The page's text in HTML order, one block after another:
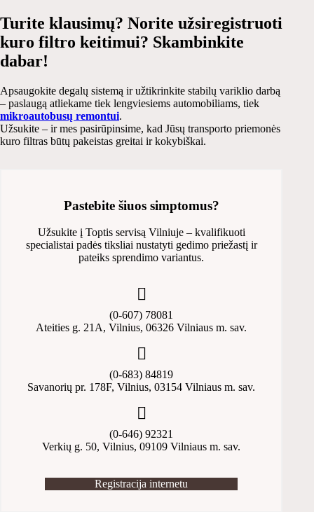
Turite klausimų? Norite užsiregistruoti
kuro filtro keitimui? Skambinkite
dabar!
Apsaugokite degalų sistemą ir užtikrinkite stabilų variklio darbą
– paslaugą atliekame tiek lengviesiems automobiliams, tiek
mikroautobusų remontui.
Užsukite – ir mes pasirūpinsime, kad Jūsų transporto priemonės
kuro filtras būtų pakeistas greitai ir kokybiškai.
Pastebite šiuos simptomus?
Užsukite į Toptis servisą Vilniuje – kvalifikuoti
specialistai padės tiksliai nustatyti gedimo priežastį ir
pateiks sprendimo variantus.
(0-607) 78081
Ateities g. 21A, Vilnius, 06326 Vilniaus m. sav.
(0-683) 84819
Savanorių pr. 178F, Vilnius, 03154 Vilniaus m. sav.
(0-646) 92321
Verkių g. 50, Vilnius, 09109 Vilniaus m. sav.
Registracija internetu